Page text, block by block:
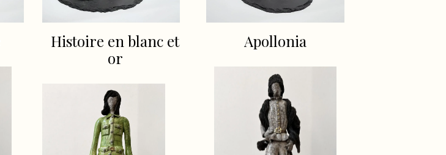
Histoire en blanc et
or
Apollonia